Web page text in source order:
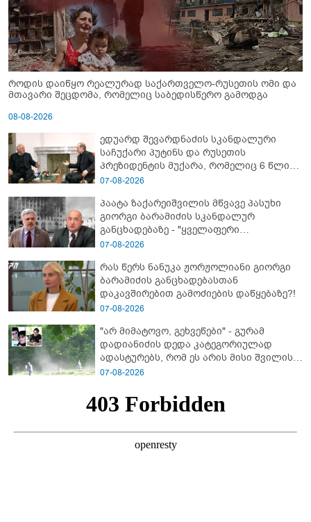
როდის დაიწყო რეალურად საქართველო-რუსეთის ომი და
მთავარი შეცდომა, რომელიც საბედისწერო გამოდგა
08-08-2026
ედუარდ შევარდნაძის სკანდალური
საჩუქარი პუტინს და რუსეთის
პრეზიდენტის მუქარა, რომელიც 6 წლის
შემდეგ აასრულა
07-08-2026
პაატა ზაქარეიშვილის მწვავე პასუხი
გიორგი ბარამიძის სკანდალურ
განცხადებაზე - "ყველაფერი
დეტალურად ვიცი... კამანში მოკლული
ბარამიძე კი ტყუის"
07-08-2026
რას წერს ნანუკა ჟორჟოლიანი გიორგი
ბარამიძის განცხადებასთან
დაკავშირებით გამოძიების დაწყებაზე?!
07-08-2026
"არ მიმატოვო, გეხვეწები" - გუ­რა­მ
დადიანიძის დედა კა­ტე­გო­რი­უ­ლად
ადას­ტუ­რებს, რომ ეს არის მისი შვი­ლის
ხმა
07-08-2026